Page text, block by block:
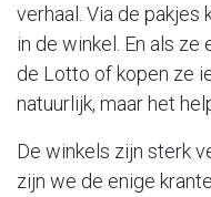
verhaal. Via de pakjes
in de winkel. En als
de Lotto of kopen ze
natuurlijk, maar het
De winkels zijn sterk
zijn we de enige